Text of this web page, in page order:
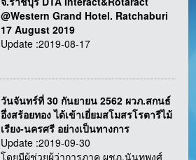
@Western Grand Hotel. Ratchaburi
17 August 2019
Update :2019-08-17
วันจันทร์ที่ 30 กันยายน 2562 ผวภ.สกนธ์
อึ่งสร้อยทอง ได้เข้าเยี่ยมสโมสรโรตารีไม้
เรียง-นครศรี อย่างเป็นทางการ
Update :2019-09-30
โดยมีผู้ช่วยผู้ว่าการภาค ผชภ.นันทพงศ์